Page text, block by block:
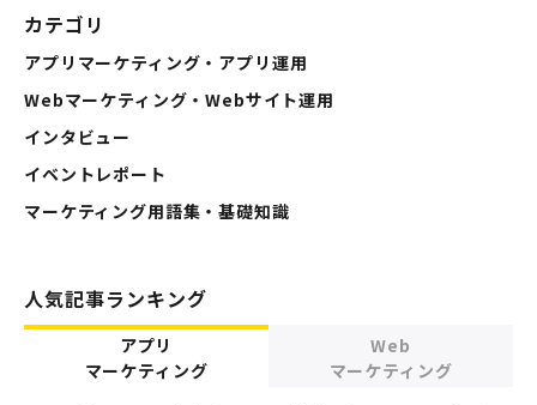
カテゴリ
アプリマーケティング・アプリ運用
Webマーケティング・Webサイト運用
インタビュー
イベントレポート
マーケティング用語集・基礎知識
人気記事ランキング
アプリ
マーケティング
Web
マーケティング